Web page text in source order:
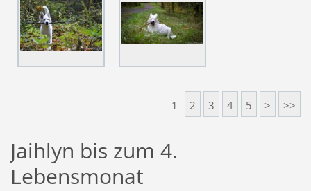
1 2 3 4 5 > >>
Jaihlyn bis zum 4.
Lebensmonat